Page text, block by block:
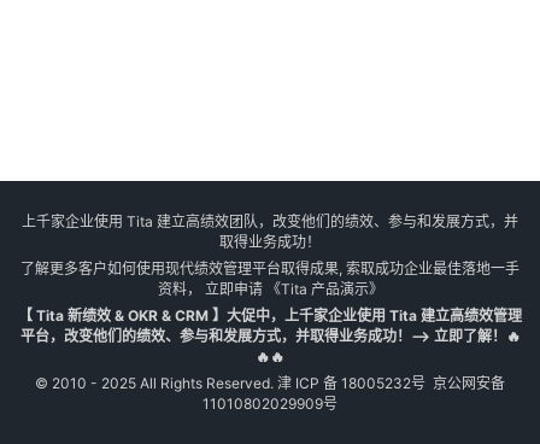
上千家企业使用 Tita 建立高绩效团队，改变他们的绩效、参与和发展方式，并
取得业务成功！
了解更多客户如何使用现代绩效管理平台取得成果, 索取成功企业最佳落地一手
资料， 立即申请《Tita 产品演示》
【 Tita 新绩效 & OKR & CRM 】大促中，上千家企业使用 Tita 建立高绩效管理
平台，改变他们的绩效、参与和发展方式，并取得业务成功！--> 立即了解！🔥
🔥🔥
© 2010 - 2025 All Rights Reserved. 津 ICP 备 18005232号 京公网安备
11010802029909号